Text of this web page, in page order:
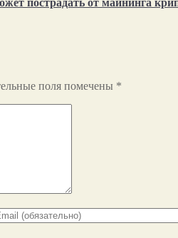
пострадать от майнинга
поля помечены *